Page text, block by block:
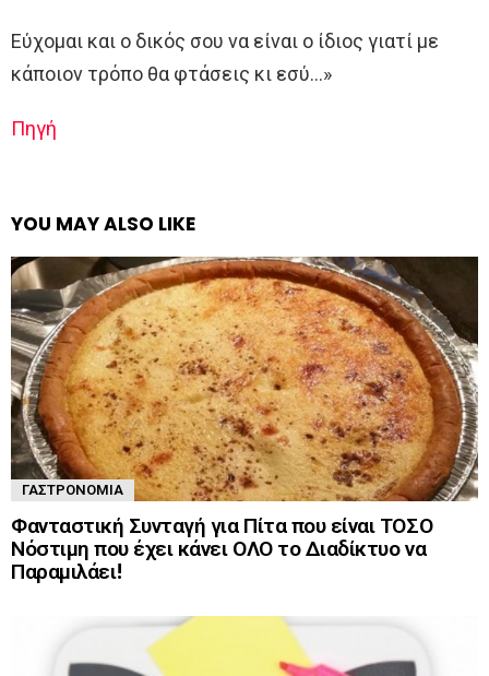
Εύχομαι και ο δικός σου να είναι ο ίδιος γιατί με
κάποιον τρόπο θα φτάσεις κι εσύ…»
Πηγή
YOU MAY ALSO LIKE
ΓΑΣΤΡΟΝΟΜΊΑ
Φανταστική Συνταγή για Πίτα που είναι ΤΟΣΟ
Νόστιμη που έχει κάνει ΟΛΟ το Διαδίκτυο να
Παραμιλάει!